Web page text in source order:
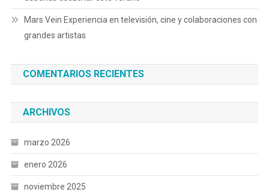
Mars Vein Experiencia en televisión, cine y colaboraciones con
grandes artistas
COMENTARIOS RECIENTES
ARCHIVOS
marzo 2026
enero 2026
noviembre 2025